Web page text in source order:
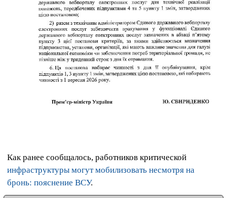
Как ранее сообщалось, работников критической
инфраструктуры могут мобилизовать несмотря на
бронь: пояснение ВСУ.